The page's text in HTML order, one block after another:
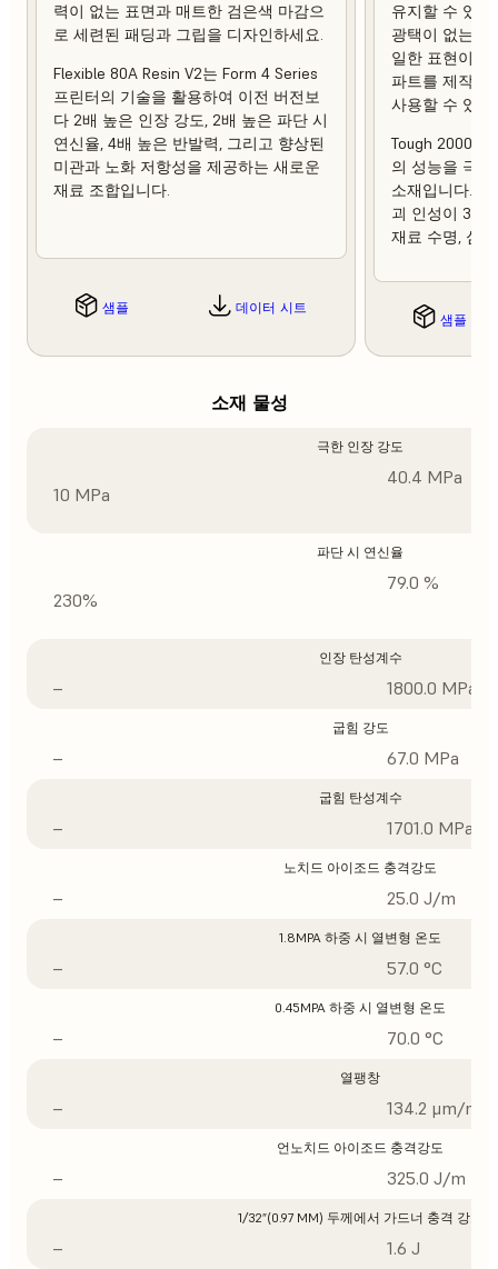
력이 없는 표면과 매트한 검은색 마감으
로 세련된 패딩과 그립을 디자인하세요.
Flexible 80A Resin V2는 Form 4 Series
프린터의 기술을 활용하여 이전 버전보
다 2배 높은 인장 강도, 2배 높은 파단 시
연신율, 4배 높은 반발력, 그리고 향상된
미관과 노화 저항성을 제공하는 새로운
재료 조합입니다.
샘플 데이터 시트
유지할 수 있
광택이 없는
일한 표현이
파트를 제작하
사용할 수 있습
Tough 2000
의 성능을 극
소재입니다.
괴 인성이 3배
재료 수명, 심
샘플
소재 물성
극한 인장 강도
10 MPa
40.4 MPa
파단 시 연신율
230%
79.0 %
인장 탄성계수
– 1800.0 MPa
굽힘 강도
– 67.0 MPa
굽힘 탄성계수
– 1701.0 MPa
노치드 아이조드 충격강도
– 25.0 J/m
1.8MPA 하중 시 열변형 온도
– 57.0 °C
0.45MPA 하중 시 열변형 온도
– 70.0 °C
열팽창
– 134.2 μm/m/
언노치드 아이조드 충격강도
– 325.0 J/m
1/32”(0.97 MM) 두께에서 가드너 충격 강도
– 1.6 J